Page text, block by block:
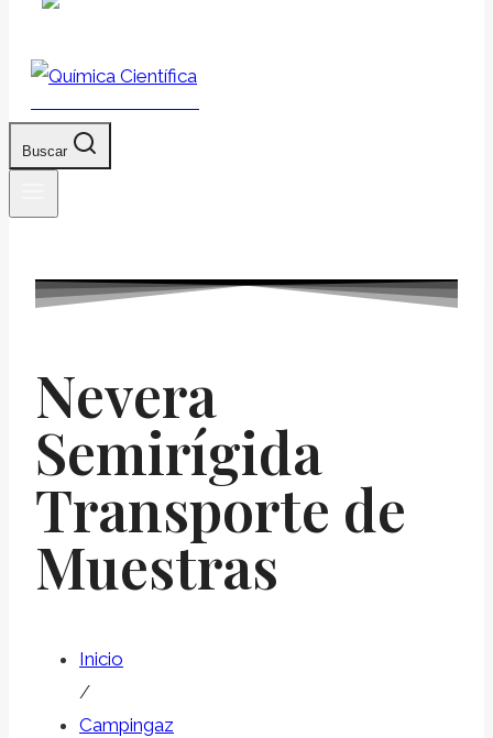
Buscar
Nevera
Semirígida
Transporte de
Muestras
Inicio
/
Campingaz